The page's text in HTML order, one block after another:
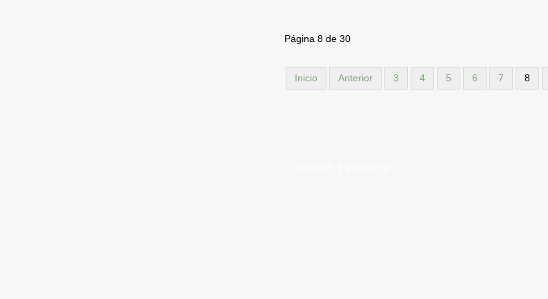
Página 8 de 30
Inicio Anterior 3 4 5 6 7 8